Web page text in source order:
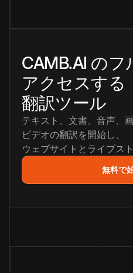
CAMB.AI の
アクセスする
翻訳ツール
テキスト、文書、音声、
ビデオの翻訳を開始し、
ウェブサイトとライブスト
無料で